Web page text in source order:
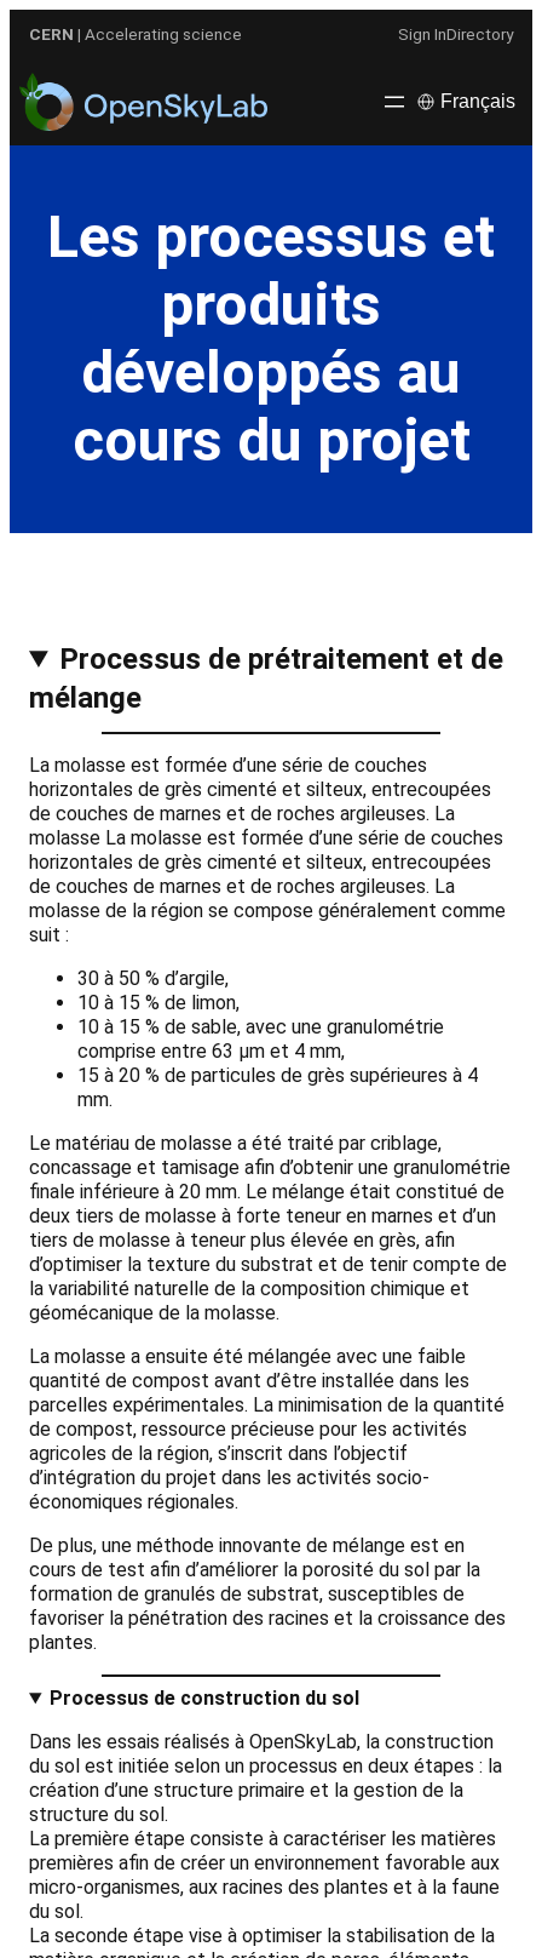
contenu
CERN | Accelerating science Sign InDirectory
Français
Les processus et
produits
développés au
cours du projet
Processus de prétraitement et de
mélange
La molasse est formée d’une série de couches
horizontales de grès cimenté et silteux, entrecoupées
de couches de marnes et de roches argileuses. La
molasse La molasse est formée d’une série de couches
horizontales de grès cimenté et silteux, entrecoupées
de couches de marnes et de roches argileuses. La
molasse de la région se compose généralement comme
suit :
30 à 50 % d’argile,
10 à 15 % de limon,
10 à 15 % de sable, avec une granulométrie
comprise entre 63 μm et 4 mm,
15 à 20 % de particules de grès supérieures à 4
mm.
Le matériau de molasse a été traité par criblage,
concassage et tamisage afin d’obtenir une granulométrie
finale inférieure à 20 mm. Le mélange était constitué de
deux tiers de molasse à forte teneur en marnes et d’un
tiers de molasse à teneur plus élevée en grès, afin
d’optimiser la texture du substrat et de tenir compte de
la variabilité naturelle de la composition chimique et
géomécanique de la molasse.
La molasse a ensuite été mélangée avec une faible
quantité de compost avant d’être installée dans les
parcelles expérimentales. La minimisation de la quantité
de compost, ressource précieuse pour les activités
agricoles de la région, s’inscrit dans l’objectif
d’intégration du projet dans les activités socio-
économiques régionales.
De plus, une méthode innovante de mélange est en
cours de test afin d’améliorer la porosité du sol par la
formation de granulés de substrat, susceptibles de
favoriser la pénétration des racines et la croissance des
plantes.
Processus de construction du sol
Dans les essais réalisés à OpenSkyLab, la construction
du sol est initiée selon un processus en deux étapes : la
création d’une structure primaire et la gestion de la
structure du sol.
La première étape consiste à caractériser les matières
premières afin de créer un environnement favorable aux
micro-organismes, aux racines des plantes et à la faune
du sol.
La seconde étape vise à optimiser la stabilisation de la